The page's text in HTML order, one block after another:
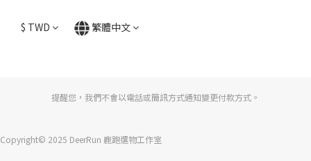
$ TWD 繁體中文
提醒您，我們不會以電話或簡訊方式通知變更付款方式。
Copyright© 2025 DeerRun 鹿跑選物工作室